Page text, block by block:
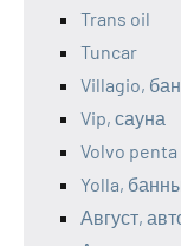
Trans oil
Tuncar
Villagio,
Vip, сауна
Volvo penta
Yolla,
Август,